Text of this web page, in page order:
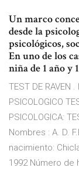
Un marco
desde la
psicológicos,
En uno de los
niña de 1 año y
TEST DE RAVEN
PSICOLOGICO
PSICOLOGICA:
Nombres : A. D.
nacimiento:
1992 Número de